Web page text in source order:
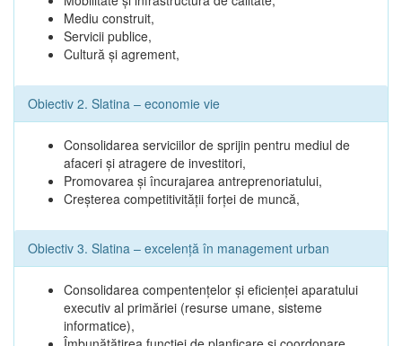
Mediu construit,
Servicii publice,
Cultură şi agrement,
Obiectiv 2. Slatina – economie vie
Consolidarea serviciilor de sprijin pentru mediul de
afaceri şi atragere de investitori,
Promovarea şi încurajarea antreprenoriatului,
Creşterea competitivităţii forţei de muncă,
Obiectiv 3. Slatina – excelenţă în management urban
Consolidarea compentenţelor şi eficienţei aparatului
executiv al primăriei (resurse umane, sisteme
informatice),